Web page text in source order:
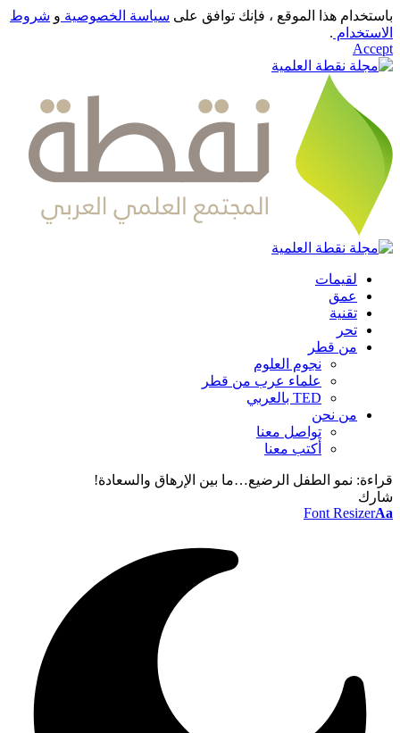
هذا الموقع ، فإنك توافق على سياسة الخصوصيةو شروط
.
لقيمات
عمق
تقنية
تحر
من قطر
نجوم العلوم
علماء عرب من قطر
TED بالعربي
من نحن
تواصل معنا
أكتب معنا
نمو الطفل الرضيع…ما بين الإرهاق والسعادة!
Font Resizer